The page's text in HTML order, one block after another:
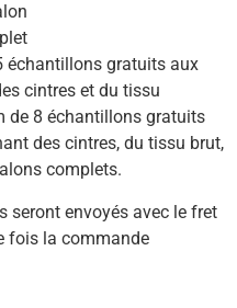
échantillons gratuits aux
cintres et du tissu
de 8 échantillons gratuits
des cintres, du tissu brut,
complets.
seront envoyés avec le fret
fois la commande